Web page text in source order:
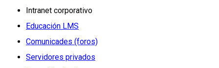
Intranet corporativo
Educación LMS
Comunicades (foros)
Servidores privados